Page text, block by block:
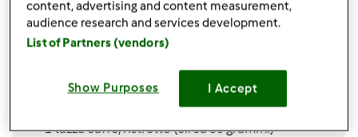
3uova
50grammizucchero di canna
1vasettoyogurt naturale,
lievito in polvere
grammifarina
amido di mais (maizena)
1tazzacaffè,ristretto (circa 30 grammi)
content, advertising and content measurement,
audience research and services development.
List of Partners (vendors)
Show Purposes I Accept